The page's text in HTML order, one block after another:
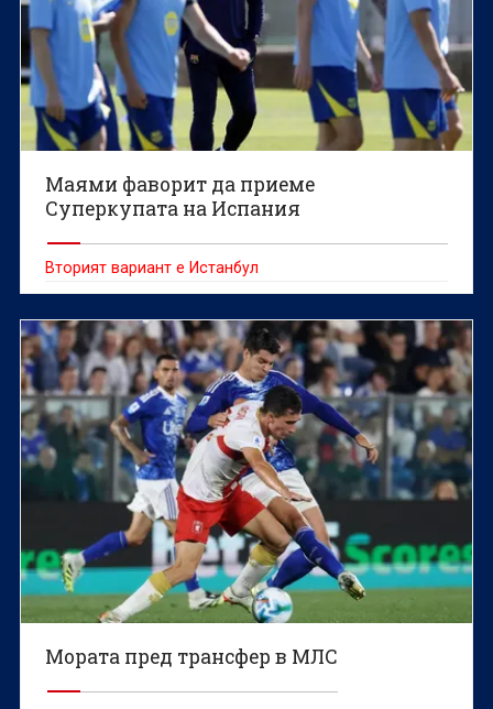
Маями фаворит да приеме
Суперкупата на Испания
Вторият вариант е Истанбул
Мората пред трансфер в МЛС